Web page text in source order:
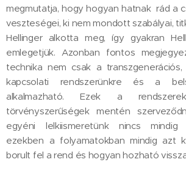
megmutatja, hogy hogyan hatnak rád a
veszteségei, ki nem mondott szabályai,
Hellinger alkotta meg, így gyakran
emlegetjük. Azonban fontos
technika nem csak a
kapcsolati rendszerünkre és a
alkalmazható. Ezek a
törvényszerűségek mentén
egyéni lelkiismeretünk nincs mindig
ezekben a folyamatokban mindig azt
borult fel a rend és hogyan hozható